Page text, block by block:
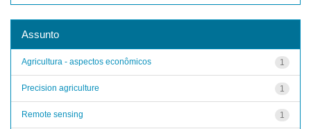
Assunto
1
Agricultura - aspectos econômicos
1
Precision agriculture
1
Remote sensing